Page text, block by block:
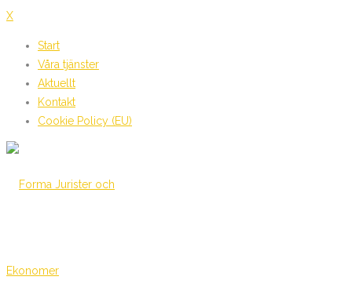
X
Start
Våra tjänster
Aktuellt
Kontakt
Cookie Policy (EU)